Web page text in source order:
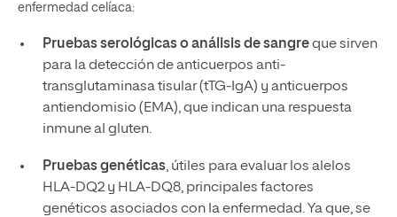
enfermedad celíaca:
Pruebas serológicas o análisis de sangreque sirven
para la detección de anticuerpos anti-
transglutaminasa tisular (tTG-IgA) y anticuerpos
antiendomisio (EMA), que indican una respuesta
inmune al gluten.
Pruebas genéticas, útiles para evaluar los alelos
HLA-DQ2 y HLA-DQ8, principales factores
genéticos asociados con la enfermedad. Ya que, se